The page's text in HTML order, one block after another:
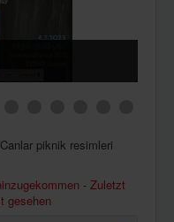
piknik resimleri
- Zuletzt
gesehen